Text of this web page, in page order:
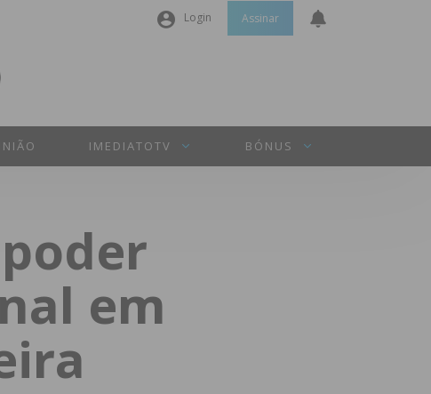
Login
Senha
Perdeu a sua senha?
Assinar
IMEDIATOTV BÓNUS
em